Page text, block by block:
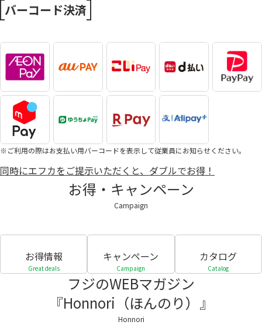
バーコード決済
※ご利用の際はお支払い用バーコードを表示して従業員にお知らせください。
同時にエフカをご提示いただくと、ダブルでお得！
お得・キャンペーン
Campaign
お得情報
Great deals
キャンペーン
Campaign
カタログ
Catalog
フジのWEBマガジン
『Honnori（ほんのり）』
Honnori